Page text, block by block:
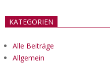
KATEGORIEN
Alle Beiträge
Allgemein